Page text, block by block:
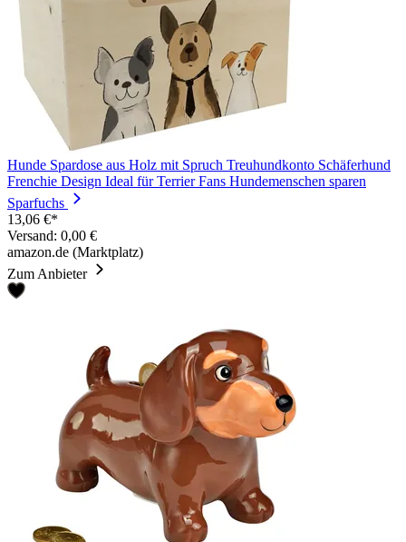
Hunde Spardose aus Holz mit Spruch Treuhundkonto Schäferhund
Frenchie Design Ideal für Terrier Fans Hundemenschen sparen
Sparfuchs
13,06 €*
Versand: 0,00 €
amazon.de (Marktplatz)
Zum Anbieter